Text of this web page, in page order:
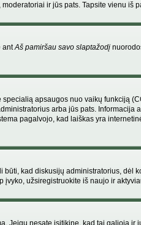
ir jūs pats. Tapsite vienu iš
antAš pamiršau savo slaptažodį
apsaugos nuo vaikų funkciją
arba jūs pats. Informacija
pagalvojo, kad laiškas yra
kad diskusijų administratorius, dėl
užsiregistruokite iš naujo ir
Jeigu nesate įsitikinę, kad tai galioja ir